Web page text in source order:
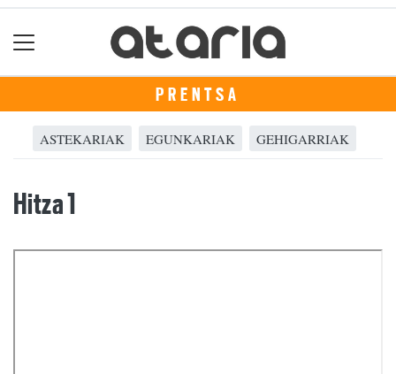
PRENTSA
ASTEKARIAK EGUNKARIAK GEHIGARRIAK
Hitza 1